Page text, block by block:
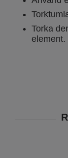
Torka
element.